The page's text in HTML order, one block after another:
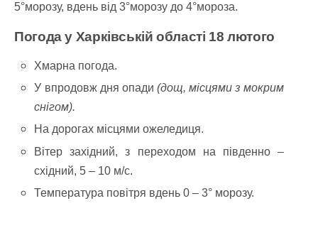
5°морозу, вдень від 3°морозу до 4°мороза.
Погода у Харківській області 18 лютого
Хмарна погода.
У впродовж дня опади(дощ, місцями з мокрим
снігом).
На дорогах місцями ожеледиця.
Вітер західний, з переходом на південно –
східний, 5 – 10 м/с.
Температура повітря вдень 0 – 3° морозу.